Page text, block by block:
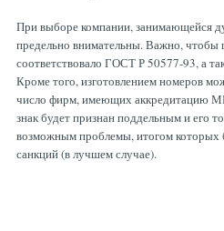
При выборе компании, занимающейся
предельно внимательны. Важно, чтобы
соответствовало ГОСТ Р 50577-93, а
Кроме того, изготовлением номеров
число фирм, имеющих аккредитацию
знак будет признан поддельным и его
возможным проблемы, итогом
санкций (в лучшем случае).